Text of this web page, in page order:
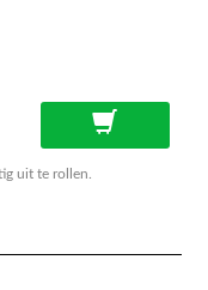
uit te rollen.